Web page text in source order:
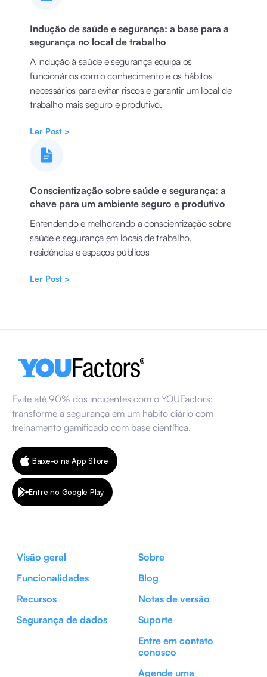
Indução de saúde e segurança: a base para a
segurança no local de trabalho
A indução à saúde e segurança equipa os
funcionários com o conhecimento e os hábitos
necessários para evitar riscos e garantir um local de
trabalho mais seguro e produtivo.
Ler Post >
Conscientização sobre saúde e segurança: a
chave para um ambiente seguro e produtivo
Entendendo e melhorando a conscientização sobre
saúde e segurança em locais de trabalho,
residências e espaços públicos
Ler Post >
Evite até 90% dos incidentes com o YOUFactors:
transforme a segurança em um hábito diário com
treinamento gamificado com base científica.
Baixe-o na App Store
Entre no Google Play
Visão geral
Funcionalidades
Recursos
Segurança de dados
Sobre
Blog
Notas de versão
Suporte
Entre em contato
conosco
Agende uma